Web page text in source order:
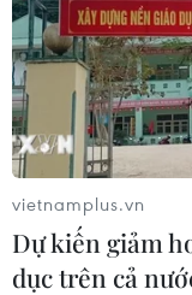
#sầu riêng
#quản lý mã vùng
Theo dõi
vietnamplus.vn
Dự kiến giảm
dục trên cả